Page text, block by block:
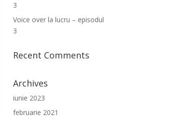
3
Voice over la lucru – episodul
3
Recent Comments
Archives
iunie 2023
februarie 2021